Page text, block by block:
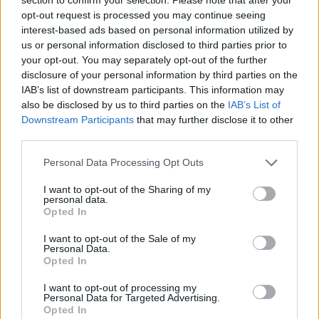
opt-out request is processed you may continue seeing
interest-based ads based on personal information utilized by
us or personal information disclosed to third parties prior to
your opt-out. You may separately opt-out of the further
disclosure of your personal information by third parties on the
IAB’s list of downstream participants. This information may
also be disclosed by us to third parties on the IAB’s List of
Downstream Participants that may further disclose it to other
Please note that this website/app uses one or more Google
not limited to your visit or usage behaviour. You may click to
grant or deny consent to Google and its third-party tags to
use your data for below specified purposes in below Google
consent section.
Personal Data Processing Opt Outs
I want to opt-out of the Sharing of my
personal data.
Opted In
I want to opt-out of the Sale of my
Personal Data.
Opted In
I want to opt-out of processing my
Personal Data for Targeted Advertising.
Opted In
bízza. Az egyik e-rolleres cég pedig 10 perces ingyen
használatot kínált azoknak a felhasználóknak, akik
regisztrálják maugkat a szavazásra. Erre reagált David
Belliard, a közlekedésért és közösségi terekért felelős
polgármesterhelyettes, aki azt írta Twitter-oldalán, hogy
"nem túl szép dolog szavazatokat vásárolni".
#elektromos roller
#e-mobilitás
#mikromobilitás #szavazás